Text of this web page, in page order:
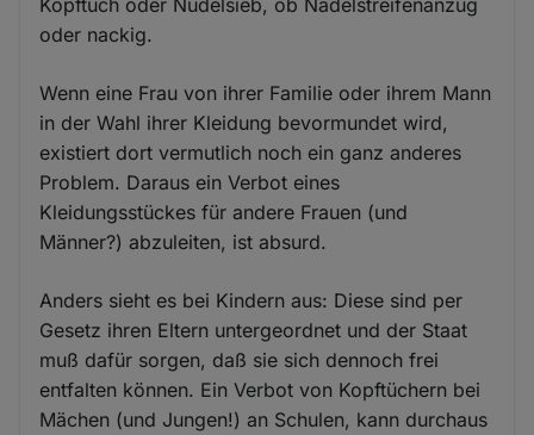
oder nackig.
Wenn eine Frau von ihrer Familie oder ihrem Mann
in der Wahl ihrer Kleidung bevormundet wird,
existiert dort vermutlich noch ein ganz anderes
Problem. Daraus ein Verbot eines
Kleidungsstückes für andere Frauen (und
Männer?) abzuleiten, ist absurd.
Anders sieht es bei Kindern aus: Diese sind per
Gesetz ihren Eltern untergeordnet und der Staat
muß dafür sorgen, daß sie sich dennoch frei
entfalten können. Ein Verbot von Kopftüchern bei
Mächen (und Jungen!) an Schulen, kann durchaus